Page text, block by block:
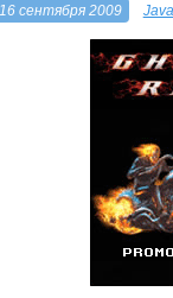
16 сентября 2009